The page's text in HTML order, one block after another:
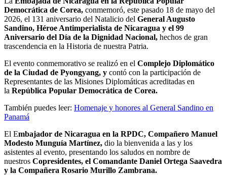
Democrática de Corea, conmemoró, este pasado 18 de mayo del
2026, el 131 aniversario del Natalicio del General Augusto
Sandino, Héroe Antimperialista de Nicaragua y el 99
Aniversario del Día de la Dignidad Nacional, hechos de gran
trascendencia en la Historia de nuestra Patria.
El evento conmemorativo se realizó en el Complejo Diplomático
de la Ciudad de Pyongyang, y contó con la participación de
Representantes de las Misiones Diplomáticas acreditadas en
la República Popular Democrática de Corea.
También puedes leer: Homenaje y honores al General Sandino en
Panamá
El Embajador de Nicaragua en la RPDC, Compañero Manuel
Modesto Munguía Martínez, dio la bienvenida a las y los
asistentes al evento, presentando los saludos en nombre de
nuestros Copresidentes, el Comandante Daniel Ortega Saavedra
y la Compañera Rosario Murillo Zambrana.